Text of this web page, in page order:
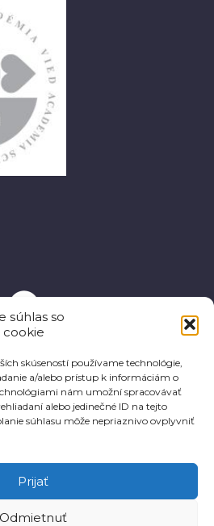
súhlas so
skúseností používame technológie,
a/alebo prístup k informáciám o
nám umožní spracovávať
alebo jedinečné ID na tejto
súhlasu môže nepriaznivo ovplyvniť
Prijať
Odmietnuť